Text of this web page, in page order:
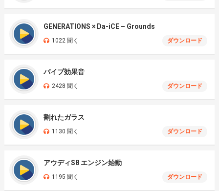
GENERATIONS × Da-iCE – Grounds
1022 聞く ダウンロード
パイプ効果音
2428 聞く ダウンロード
割れたガラス
1130 聞く ダウンロード
アウディS8 エンジン始動
1195 聞く ダウンロード